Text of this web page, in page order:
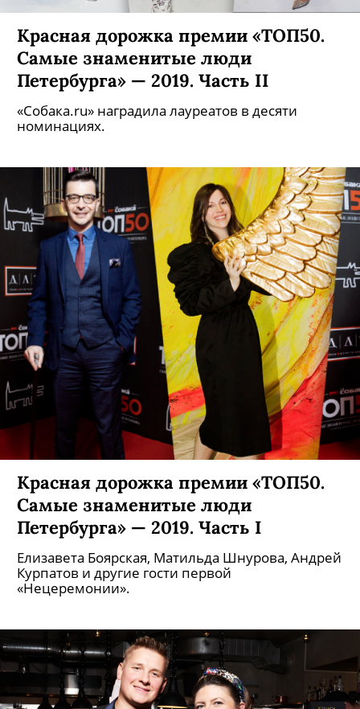
Красная дорожка премии «ТОП50.
Самые знаменитые люди
Петербурга» — 2019. Часть II
«Собака.ru» наградила лауреатов в десяти
номинациях.
Красная дорожка премии «ТОП50.
Самые знаменитые люди
Петербурга» — 2019. Часть I
Елизавета Боярская, Матильда Шнурова, Андрей
Курпатов и другие гости первой
«Нецеремонии».